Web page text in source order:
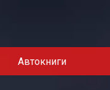
Автокниги